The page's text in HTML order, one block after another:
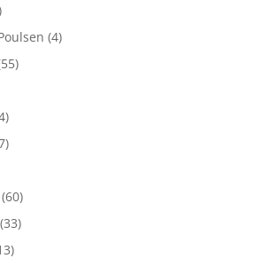
(4)
(60)
(33)